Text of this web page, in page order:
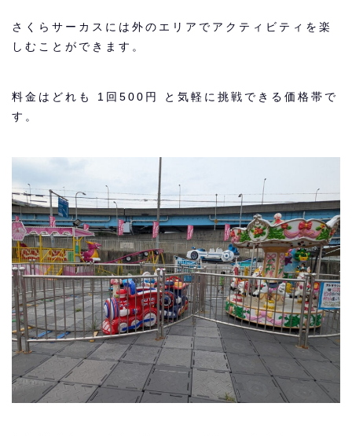
さくらサーカスには外のエリアでアクティビティを楽
しむことができます。
料金はどれも 1回500円 と気軽に挑戦できる価格帯で
す。